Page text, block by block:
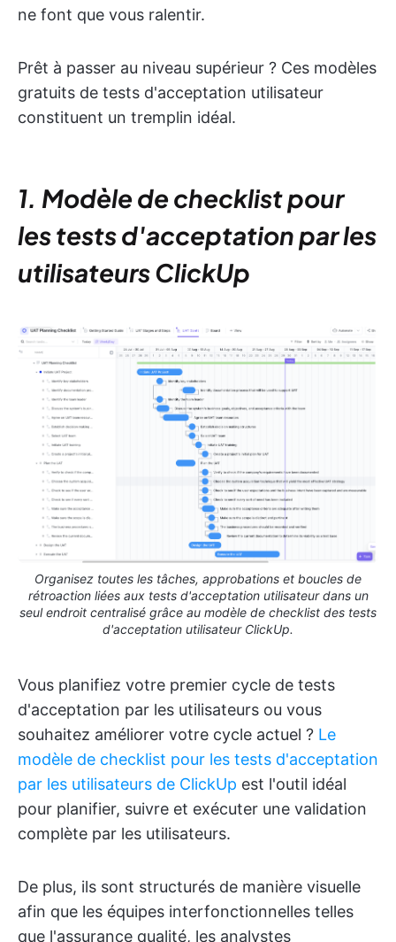
ne font que vous ralentir.
Prêt à passer au niveau supérieur ? Ces modèles
gratuits de tests d'acceptation utilisateur
constituent un tremplin idéal.
1. Modèle de checklist pour
les tests d'acceptation par les
utilisateurs ClickUp
Organisez toutes les tâches, approbations et boucles de
rétroaction liées aux tests d'acceptation utilisateur dans un
seul endroit centralisé grâce au modèle de checklist des tests
d'acceptation utilisateur ClickUp.
Vous planifiez votre premier cycle de tests
d'acceptation par les utilisateurs ou vous
souhaitez améliorer votre cycle actuel ? Le
modèle de checklist pour les tests d'acceptation
par les utilisateurs de ClickUp est l'outil idéal
pour planifier, suivre et exécuter une validation
complète par les utilisateurs.
De plus, ils sont structurés de manière visuelle
afin que les équipes interfonctionnelles telles
que l'assurance qualité, les analystes